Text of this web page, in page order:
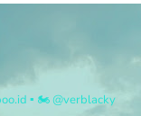
▪︎ 🏍 @verblacky